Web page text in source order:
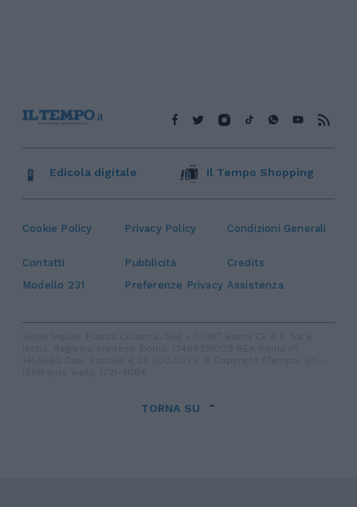
Cookie Policy Privacy Policy Condizioni Generali
Contatti Pubblicità
Credits
Modello 231
Preferenze Privacy Assistenza
Edicola digitale Il Tempo Shopping
TORNA SU